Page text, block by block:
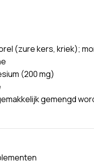
(zure kers, kriek);
(200 mg)
gemengd